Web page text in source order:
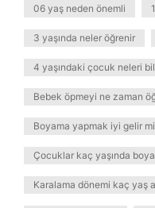
06 yaş neden önemli
3 yaşında neler öğrenir
4 yaşındaki çocuk neleri
Bebek öpmeyi ne zaman
Boyama yapmak iyi gelir mi
Çocuklar kaç yaşında
Karalama dönemi kaç yaş